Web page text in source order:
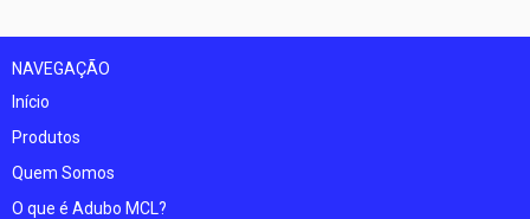
NAVEGAÇÃO
Início
Produtos
Quem Somos
O que é Adubo MCL?